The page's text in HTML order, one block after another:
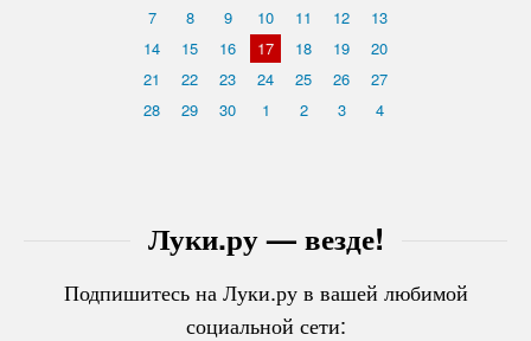
Луки.ру — везде!
Подпишитесь на Луки.ру в вашей любимой
социальной сети:
7
8 9 10 11 12
13
14
15 16 17 18 19
20
21
22 23 24 25 26
27
28
29 30 1 2 3 4